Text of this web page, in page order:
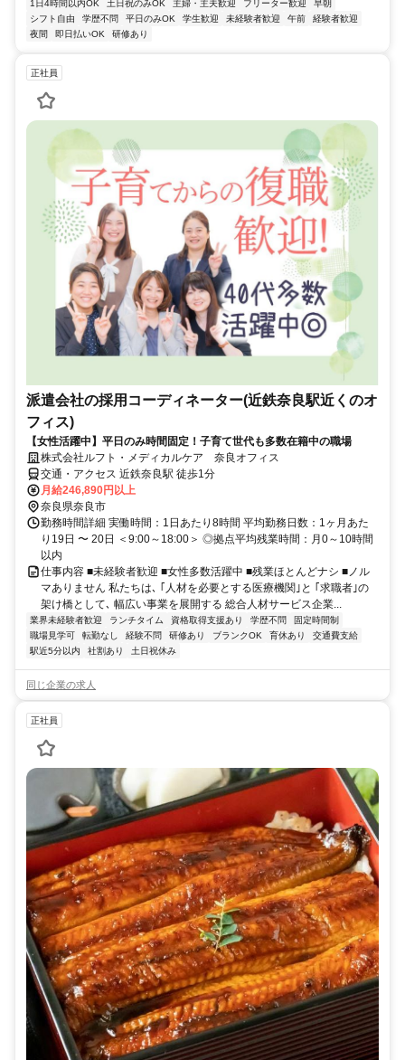
1日4時間以内OK 土日祝のみOK 主婦・主夫歓迎 フリーター歓迎
早朝
シフト自由
学歴不問 平日のみOK 学生歓迎 未経験者歓迎 午前
経験者歓迎
夜間
即日払いOK 研修あり
正社員
派遣会社の採用コーディネーター(近鉄奈良駅近くのオ
フィス)
【女性活躍中】平日のみ時間固定！子育て世代も多数在籍中の職場
株式会社ルフト・メディカルケア 奈良オフィス
交通・アクセス 近鉄奈良駅 徒歩1分
月給246,890円以上
奈良県奈良市
勤務時間詳細 実働時間：1日あたり8時間 平均勤務日数：1ヶ月あた
り19日 〜 20日 ＜9:00～18:00＞ ◎拠点平均残業時間：月0～10時間
以内
仕事内容 ■未経験者歓迎 ■女性多数活躍中 ■残業ほとんどナシ ■ノル
マありません 私たちは､ ｢人材を必要とする医療機関｣と ｢求職者｣の
架け橋として､ 幅広い事業を展開する 総合人材サービス企業...
業界未経験者歓迎 ランチタイム 資格取得支援あり 学歴不問
固定時間制
職場見学可
転勤なし 経験不問 研修あり ブランクOK 育休あり
交通費支給
駅近5分以内
社割あり 土日祝休み
同じ企業の求人
正社員